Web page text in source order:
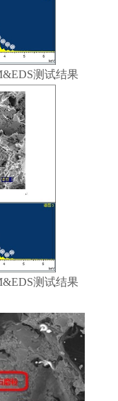
测试结果
测试结果